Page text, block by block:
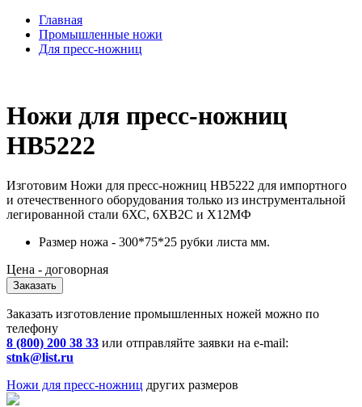
Главная
Промышленные ножи
Для пресс-ножниц
Ножи для пресс-ножниц
НВ5222
Изготовим Ножи для пресс-ножниц НВ5222 для импортного
и отечественного оборудования только из инструментальной
легированной стали 6ХС, 6ХВ2С и Х12МФ
Размер ножа - 300*75*25 рубки листа мм.
Цена - договорная
Заказать
Заказать изготовление промышленных ножей можно по
телефону
8 (800) 200 38 33 или отправляйте заявки на e-mail:
stnk@list.ru
Ножи для пресс-ножниц других размеров